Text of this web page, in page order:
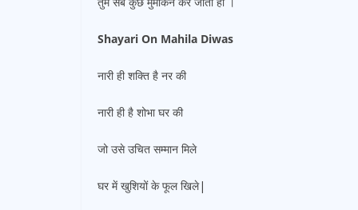
Shayari On Mahila Diwas
नारी ही शक्ति है नर की
नारी ही है शोभा घर की
जो उसे उचित सम्मान मिले
घर में खुशियों के फूल खिले|